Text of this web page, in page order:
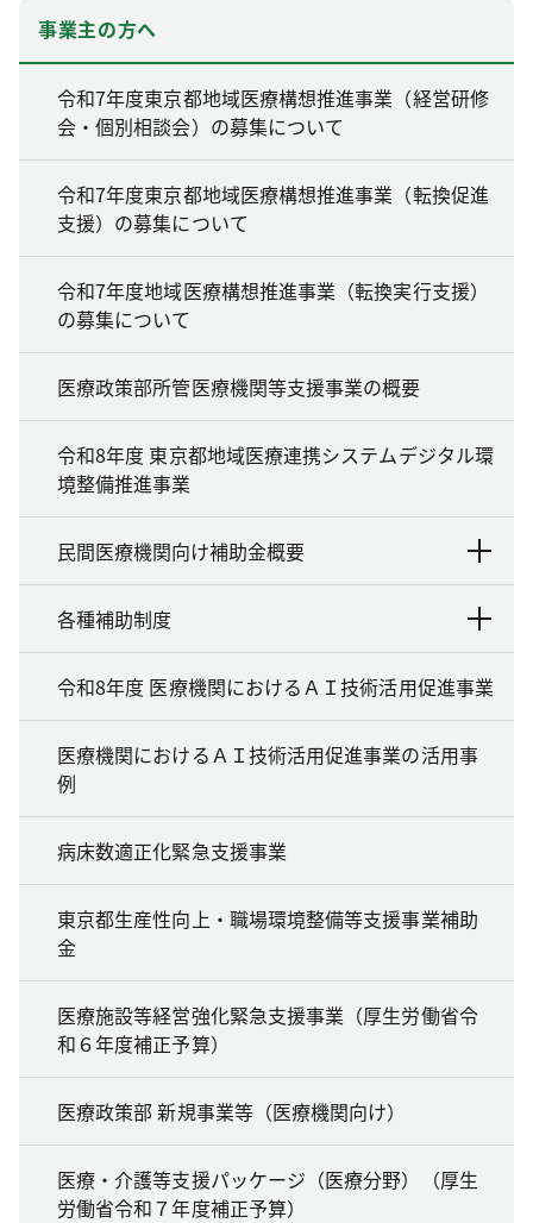
事業主の方へ
令和7年度東京都地域医療構想推進事業（経営研修
会・個別相談会）の募集について
令和7年度東京都地域医療構想推進事業（転換促進
支援）の募集について
令和7年度地域医療構想推進事業（転換実行支援）
の募集について
医療政策部所管医療機関等支援事業の概要
令和8年度 東京都地域医療連携システムデジタル環
境整備推進事業
民間医療機関向け補助金概要
各種補助制度
令和8年度 医療機関におけるＡＩ技術活用促進事業
医療機関におけるＡＩ技術活用促進事業の活用事
例
病床数適正化緊急支援事業
東京都生産性向上・職場環境整備等支援事業補助
金
医療施設等経営強化緊急支援事業（厚生労働省令
和６年度補正予算）
医療政策部 新規事業等（医療機関向け）
医療・介護等支援パッケージ（医療分野）（厚生
労働省令和７年度補正予算）